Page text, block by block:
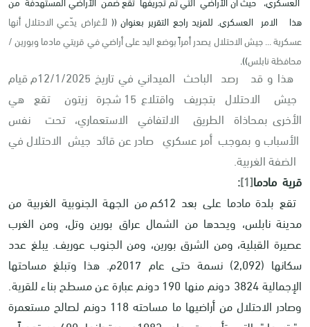
هذا الامر العسكري. للمزيد راجع التقرير بعنوان (( لأغراض يدّعي الاحتلال أنها
عسكرية ... جيش الاحتلال يصدر أمراً بوضع اليد على أراضي في قريتي مادما وبورين /
محافظة نابلس)).
هذا و قد رصد الباحث الميداني في تاريخ 12/1/2025م قيام
جيش الاحتلال بتجريف واقتلاع 15 شجرة زيتون تقع هي
الأخرى بمحاذاة الطريق الالتفافي الاستعماري، تحت نفس
الأسباب و بموجب أمر عسكري صادر عن قائد جيش الاحتلال في
الضفة الغربية.
قرية مادما[1]
:
تقع بلدة مادما على بعد 12كم من الجهة الجنوبية الغربية من
مدينة نابلس، ويحدها من الشمال عراق بورين وتل، ومن الغرب
عصيرة القبلية، ومن الشرق بورين، ومن الجنوب عوريف. يبلغ عدد
سكانها (2,092) نسمة حتى عام 2017م. هذا وتبلغ مساحتها
الإجمالية 3824 دونم منها 190 دونم عبارة عن مسطح بناء للقرية.
وصادر الاحتلال من أراضيها ما مساحته 118 دونم لصالح مستعمرة